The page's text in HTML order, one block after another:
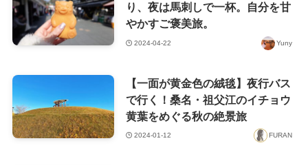
り、夜は馬刺しで一杯。自分を甘
やかすご褒美旅。
2024-04-22 Yuny
【一面が黄金色の絨毯】夜行バス
で行く！桑名・祖父江のイチョウ
黄葉をめぐる秋の絶景旅
2024-01-12 FURAN